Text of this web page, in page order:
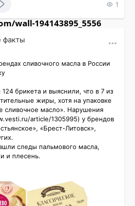
1
wall-194143895_5556
факты
сливочного масла в России
брикета и выяснили, что в 7 из
жиры, хотя на упаковке
сливочное масло». Нарушения
article/1305995) у брендов
«Брест-Литовск»,
следы пальмового масла,
и плесень.